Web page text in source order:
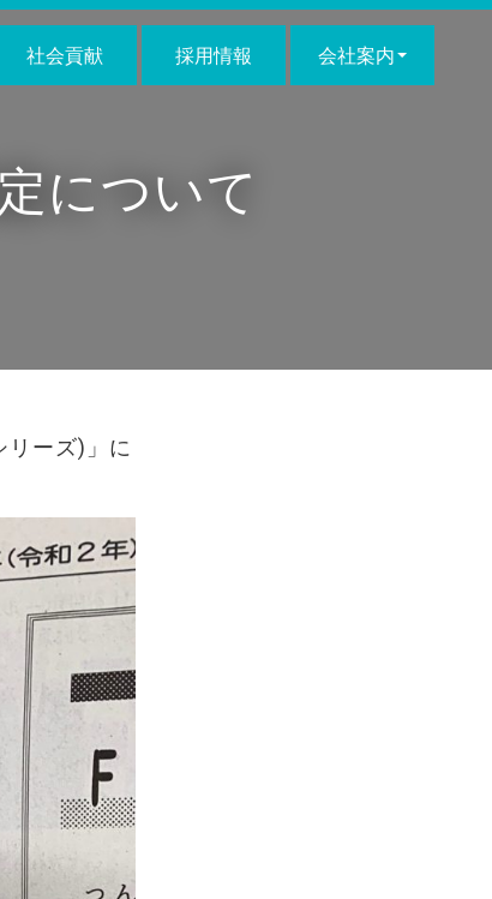
社会貢献 採用情報 会社案内
について
リーズ)」に